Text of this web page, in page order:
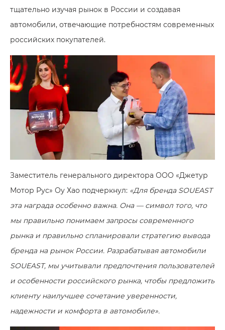
тщательно изучая рынок в России и создавая
автомобили, отвечающие потребностям современных
российских покупателей.
Заместитель генерального директора ООО «Джетур
Мотор Рус» Оу Хао подчеркнул: «Для бренда SOUEAST
эта награда особенно важна. Она — символ того, что
мы правильно понимаем запросы современного
рынка и правильно спланировали стратегию вывода
бренда на рынок России. Разрабатывая автомобили
SOUEAST, мы учитывали предпочтения пользователей
и особенности российского рынка, чтобы предложить
клиенту наилучшее сочетание уверенности,
надежности и комфорта в автомобиле».